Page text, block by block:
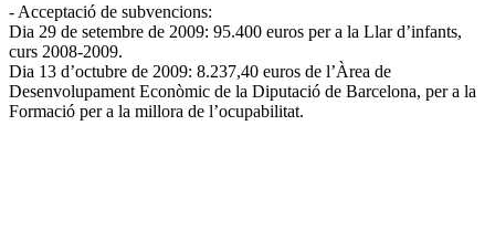
- Acceptació de subvencions:
Dia 29 de setembre de 2009: 95.400 euros per a la Llar d’infants,
curs 2008-2009.
Dia 13 d’octubre de 2009: 8.237,40 euros de l’Àrea de
Desenvolupament Econòmic de la Diputació de Barcelona, per a la
Formació per a la millora de l’ocupabilitat.